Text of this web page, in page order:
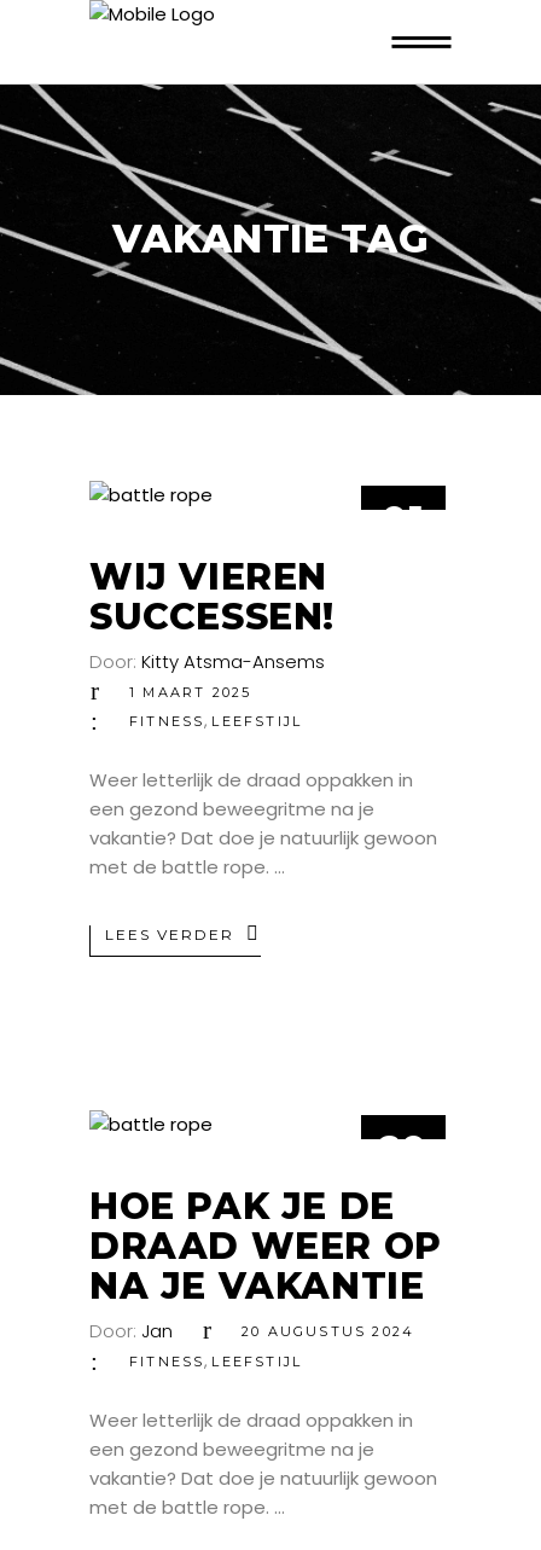
VAKANTIE TAG
01
WIJ VIEREN
SUCCESSEN!
Door: Kitty Atsma-Ansems
1 MAART 2025
FITNESS, LEEFSTIJL
Weer letterlijk de draad oppakken in
een gezond beweegritme na je
vakantie? Dat doe je natuurlijk gewoon
met de battle rope.
LEES VERDER
20
HOE PAK JE DE
DRAAD WEER OP
NA JE VAKANTIE
Door: Jan
20 AUGUSTUS 2024
FITNESS, LEEFSTIJL
Weer letterlijk de draad oppakken in
een gezond beweegritme na je
vakantie? Dat doe je natuurlijk gewoon
met de battle rope.